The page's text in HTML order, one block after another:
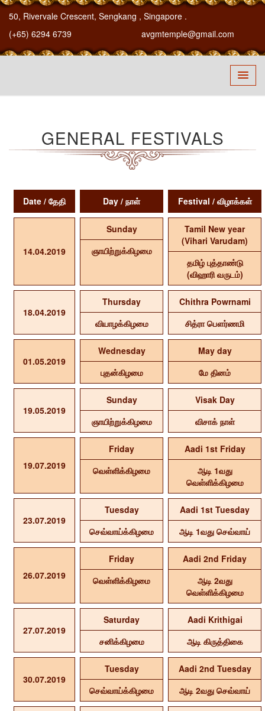
50, Rivervale Crescent, Sengkang , Singapore .
(+65) 6294 6739
avgmtemple@gmail.com
GENERAL FESTIVALS
Date / தேதி Day / நாள் Festival / விழாக்கள்
14.04.2019
Sunday
ஞாயிற்றுக்கிழமை
Tamil New year
(Vihari Varudam)
தமிழ் புத்தாண்டு
(விஹாரி வருடம்)
18.04.2019
Thursday
வியாழக்கிழமை
Chithra Powrnami
சித்ரா பௌர்ணமி
01.05.2019
Wednesday
புதன்கிழமை
May day
மே தினம்
19.05.2019
Sunday
ஞாயிற்றுக்கிழமை
Visak Day
விசாக் நாள்
19.07.2019
Friday
வெள்ளிக்கிழமை
Aadi 1st Friday
ஆடி 1வது
வெள்ளிக்கிழமை
23.07.2019
Tuesday
செவ்வாய்க்கிழமை
Aadi 1st Tuesday
ஆடி 1வது செவ்வாய்
26.07.2019
Friday
வெள்ளிக்கிழமை
Aadi 2nd Friday
ஆடி 2வது
வெள்ளிக்கிழமை
27.07.2019
Saturday
சனிக்கிழமை
Aadi Krithigai
ஆடி கிருத்திகை
30.07.2019
Tuesday
செவ்வாய்க்கிழமை
Aadi 2nd Tuesday
ஆடி 2வது செவ்வாய்